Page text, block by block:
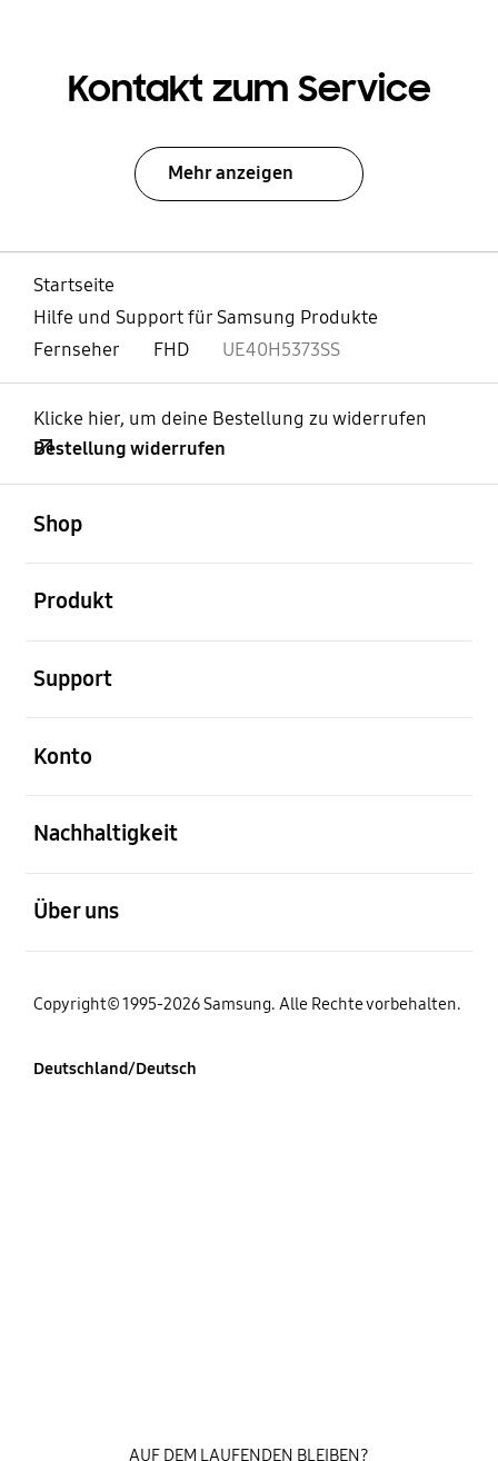
Kontakt zum Service
Mehr anzeigen
Startseite
Hilfe und Support für Samsung Produkte
Fernseher
FHD UE40H5373SS
Klicke hier, um deine Bestellung zu widerrufen
Bestellung widerrufen
Shop
Produkt
Support
Konto
Nachhaltigkeit
Über uns
Copyright© 1995-2026 Samsung. Alle Rechte vorbehalten.
Deutschland/Deutsch
AUF DEM LAUFENDEN BLEIBEN?